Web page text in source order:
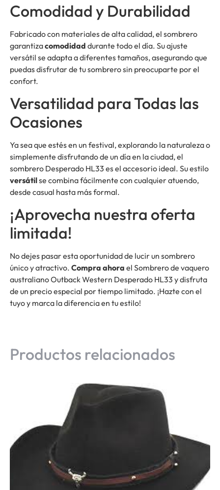
Comodidad y Durabilidad
Fabricado con materiales de alta calidad, el sombrero
garantizacomodidad durante todo el día. Su ajuste
versátil se adapta a diferentes tamaños, asegurando que
puedas disfrutar de tu sombrero sin preocuparte por el
confort.
Versatilidad para Todas las
Ocasiones
Ya sea que estés en un festival, explorando la naturaleza o
simplemente disfrutando de un día en la ciudad, el
sombrero Desperado HL33 es el accesorio ideal. Su estilo
versátilse combina fácilmente con cualquier atuendo,
desde casual hasta más formal.
¡Aprovecha nuestra oferta
limitada!
No dejes pasar esta oportunidad de lucir un sombrero
único y atractivo. Compra ahora el Sombrero de vaquero
australiano Outback Western Desperado HL33 y disfruta
de un precio especial por tiempo limitado. ¡Hazte con el
tuyo y marca la diferencia en tu estilo!
Productos relacionados